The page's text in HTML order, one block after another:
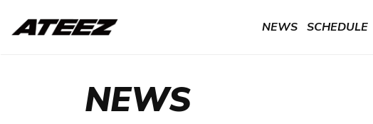
NEWS SCHEDULE
NEWS